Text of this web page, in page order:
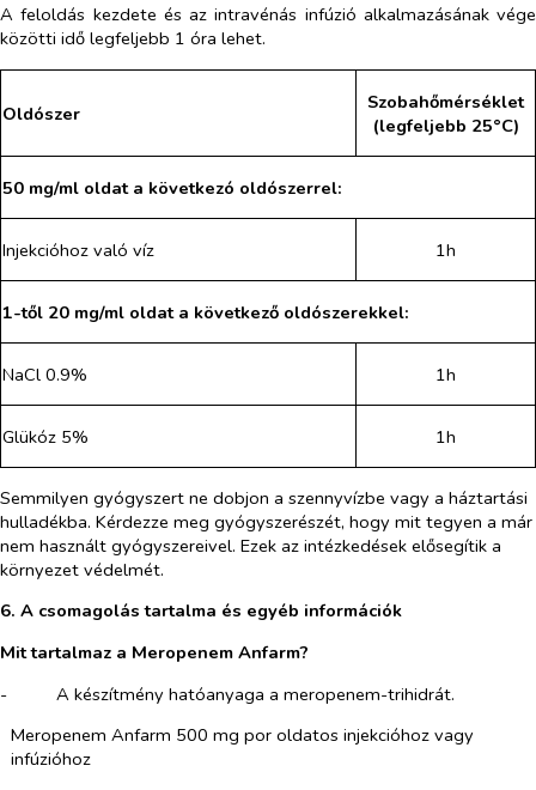
A feloldás kezdete és az intravénás infúzió alkalmazásának vége
közötti idő legfeljebb 1 óra lehet.
Oldószer
Szobahőmérséklet
(legfeljebb 25°C)
50 mg/ml oldat a következó oldószerrel:
Injekcióhoz való víz 1h
1-től 20 mg/ml oldat a következő oldószerekkel:
NaCl 0.9% 1h
Glükóz 5% 1h
Semmilyen gyógyszert ne dobjon a szennyvízbe vagy a háztartási
hulladékba. Kérdezze meg gyógyszerészét, hogy mit tegyen a már
nem használt gyógyszereivel. Ezek az intézkedések elősegítik a
környezet védelmét.
6. A csomagolás tartalma és egyéb információk
Mit tartalmaz a Meropenem Anfarm?
-​
A készítmény hatóanyaga a meropenem-trihidrát.
Meropenem Anfarm 500 mg por oldatos injekcióhoz vagy
infúzióhoz